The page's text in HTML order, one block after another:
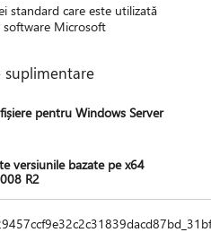
standard care este utilizată
software Microsoft
suplimentare
pentru Windows Server
versiunile bazate pe x64
R2